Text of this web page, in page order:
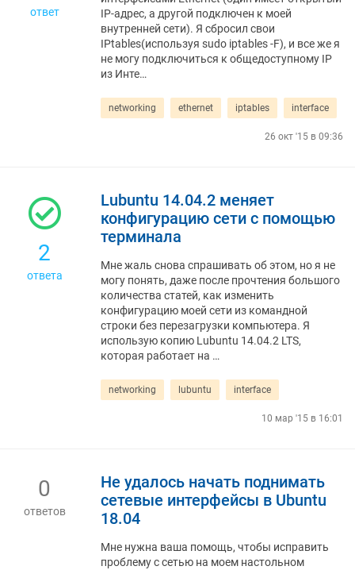
ответ
IP-адрес, а другой подключен к моей
внутренней сети). Я сбросил свои
IPtables(используя sudo iptables -F), и все же я
не могу подключиться к общедоступному IP
из Инте…
networking ethernet iptables interface
26 окт '15 в 09:36
2
ответа
Lubuntu 14.04.2 меняет
конфигурацию сети с помощью
терминала
Мне жаль снова спрашивать об этом, но я не
могу понять, даже после прочтения большого
количества статей, как изменить
конфигурацию моей сети из командной
строки без перезагрузки компьютера. Я
использую копию Lubuntu 14.04.2 LTS,
которая работает на …
networking lubuntu interface
10 мар '15 в 16:01
0
ответов
Не удалось начать поднимать
сетевые интерфейсы в Ubuntu
18.04
Мне нужна ваша помощь, чтобы исправить
проблему с сетью на моем настольном